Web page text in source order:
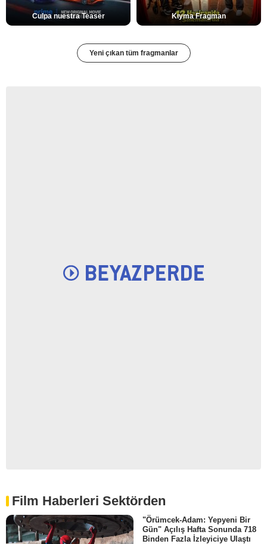
Culpa nuestra Teaser Kıyma Fragman
Yeni çıkan tüm fragmanlar
Film Haberleri Sektörden
"Örümcek-Adam: Yepyeni Bir
Gün" Açılış Hafta Sonunda 718
Binden Fazla İzleyiciye Ulaştı